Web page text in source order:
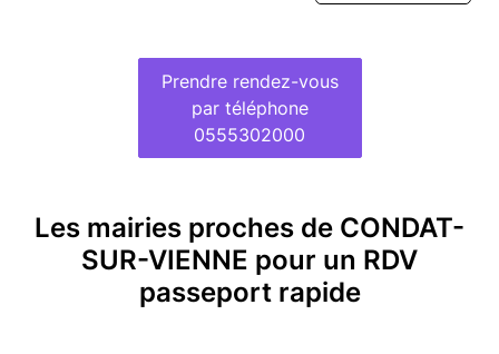
Prendre rendez-vous
par téléphone
0555302000
Les mairies proches de CONDAT-
SUR-VIENNE pour un RDV
passeport rapide